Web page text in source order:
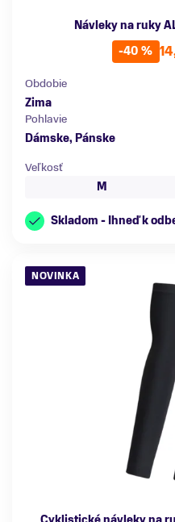
Návleky na ruky
-40 %
Obdobie
Zima
Pohlavie
Dámske, Pánske
Veľkosť
M
Skladom - Ihneď k
NOVINKA